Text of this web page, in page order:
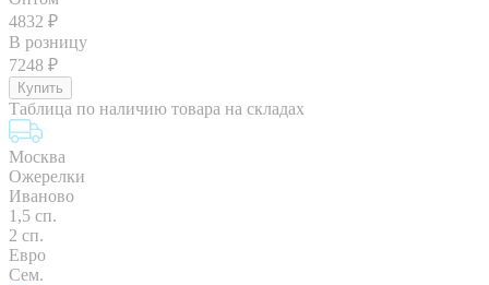
4832 ₽
В розницу
7248 ₽
Таблица по наличию товара на складах
Москва
Ожерелки
Иваново
1,5 сп.
2 сп.
Евро
Сем.